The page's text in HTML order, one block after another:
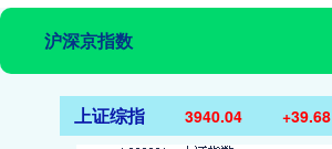
沪深京指数
上证综指 3940.04 +39.68